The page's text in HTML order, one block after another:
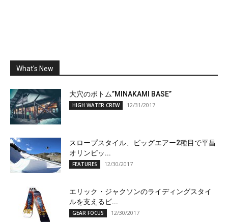
What's New
大穴のボトム”MINAKAMI BASE”
HIGH WATER CREW 12/31/2017
スロープスタイル、ビッグエアー2種目で平昌
オリンピッ...
FEATURES 12/30/2017
エリック・ジャクソンのライディングスタイ
ルを支えるビ...
GEAR FOCUS 12/30/2017